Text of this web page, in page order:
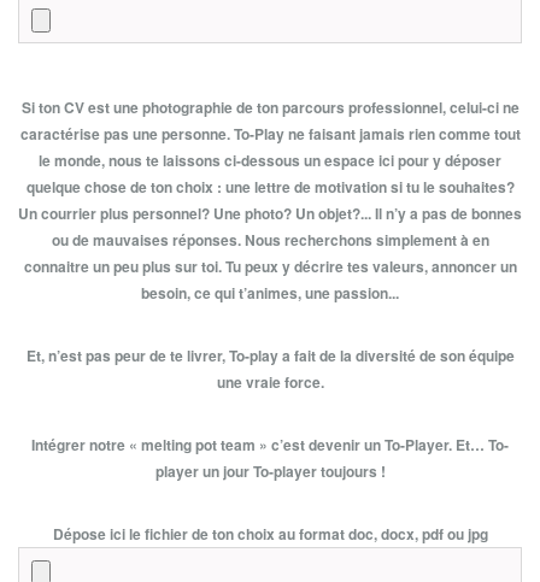
Si ton CV est une photographie de ton parcours professionnel, celui-ci ne
caractérise pas une personne. To-Play ne faisant jamais rien comme tout
le monde, nous te laissons ci-dessous un espace ici pour y déposer
quelque chose de ton choix : une lettre de motivation si tu le souhaites?
Un courrier plus personnel? Une photo? Un objet?... Il n’y a pas de bonnes
ou de mauvaises réponses. Nous recherchons simplement à en
connaitre un peu plus sur toi. Tu peux y décrire tes valeurs, annoncer un
besoin, ce qui t’animes, une passion...
Et, n’est pas peur de te livrer, To-play a fait de la diversité de son équipe
une vraie force.
Intégrer notre « melting pot team » c’est devenir un To-Player. Et… To-
player un jour To-player toujours !
Dépose ici le fichier de ton choix au format doc, docx, pdf ou jpg